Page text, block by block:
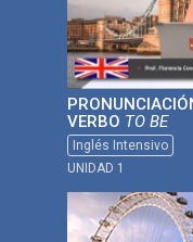
VERBO TO BE
Inglés Intensivo
UNIDAD 1